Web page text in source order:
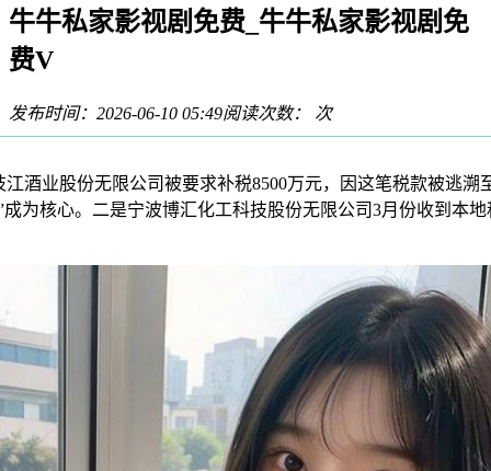
牛牛私家影视剧免费_牛牛私家影视剧免
费V
发布时间：2026-06-10 05:49阅读次数： 次
业股份无限公司被要求补税8500万元，因这笔税款被逃溯
成为核心。二是宁波博汇化工科技股份无限公司3月份收到本